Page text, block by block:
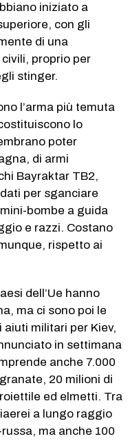
iniziato a
con gli
di una
proprio per
stinger.
l’arma più temuta
lo
poter
di armi
Bayraktar TB2,
per sganciare
bombe a guida
e razzi. Costano
rispetto ai
dell’Ue hanno
ma ci sono poi le
aiuti militari per Kiev,
in settimana
anche 7.000
20 milioni di
ed elmetti. Tra
a lungo raggio
ma anche 100